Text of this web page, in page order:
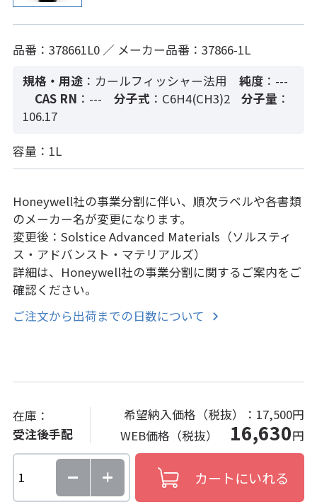
品番：378661L0 ／ メーカー品番：37866-1L
規格・用途 ：カールフィッシャー法用 純度：---
CAS RN ：--- 分子式 ：C6H4(CH3)2 分子量 ：
106.17
容量：1L
Honeywell社の事業分割に伴い、順次ラベルや各書類
のメーカー名が変更になります。
変更後：Solstice Advanced Materials（ソルスティ
ス・アドバンスト・マテリアルズ）
詳細は、Honeywell社の事業分割に関するご案内をご
確認ください。
ご注文から出荷までの日数について
在庫：
受注後手配
希望納入価格（税抜）： 17,500円
WEB価格（税抜） 16,630円